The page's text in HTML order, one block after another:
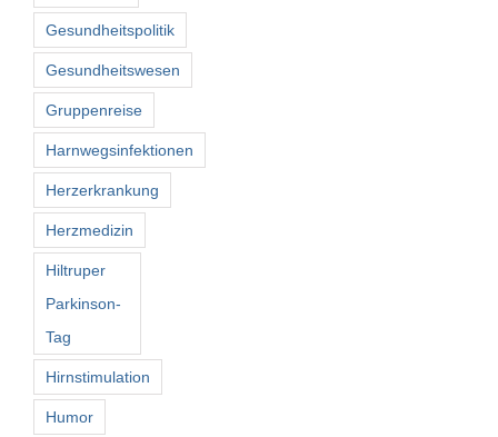
Gesundheitspolitik
Gesundheitswesen
Gruppenreise
Harnwegsinfektionen
Herzerkrankung
Herzmedizin
Hiltruper
Parkinson-
Tag
Hirnstimulation
Humor